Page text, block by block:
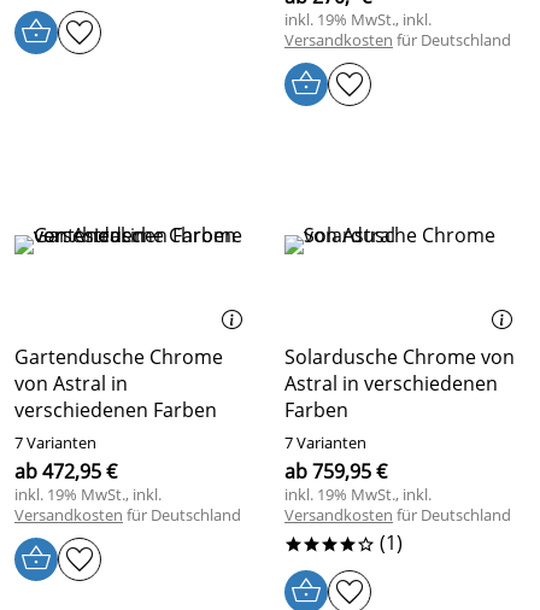
inkl. 19% MwSt., inkl.
Versandkosten für Deutschland
Gartendusche Chrome
von Astral in
verschiedenen Farben
7 Varianten
ab 472,95 €
inkl. 19% MwSt., inkl.
Versandkosten für Deutschland
Solardusche Chrome von
Astral in verschiedenen
Farben
7 Varianten
ab 759,95 €
inkl. 19% MwSt., inkl.
Versandkosten für Deutschland
****o (1)